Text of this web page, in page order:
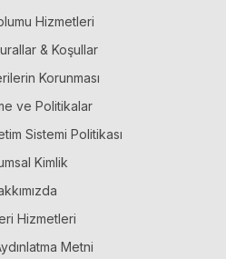
Hizmetleri
& Koşullar
Korunması
ve Politikalar
Sistemi Politikası
Kimlik
Hizmetleri
Metni